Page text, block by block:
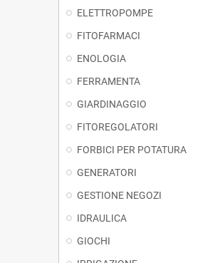
ELETTROPOMPE
FITOFARMACI
ENOLOGIA
FERRAMENTA
GIARDINAGGIO
FITOREGOLATORI
FORBICI PER POTATURA
GENERATORI
GESTIONE NEGOZI
IDRAULICA
GIOCHI